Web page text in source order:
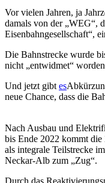
Vor vielen Jahren, ja
damals von der „WEG“,
Eisenbahngesellschaft“,
Die Bahnstrecke wurde
nicht „entwidmet“
Und jetzt gibt es
neue Chance, dass die
Nach Ausbau und
bis Ende 2022 kommt
als integrale Teilstrecke
Neckar-Alb zum „Zug“.
Durch das